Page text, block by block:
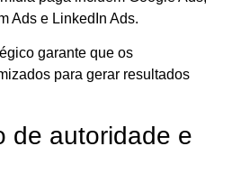
Ads e LinkedIn Ads.
garante que os
para gerar resultados
de autoridade e